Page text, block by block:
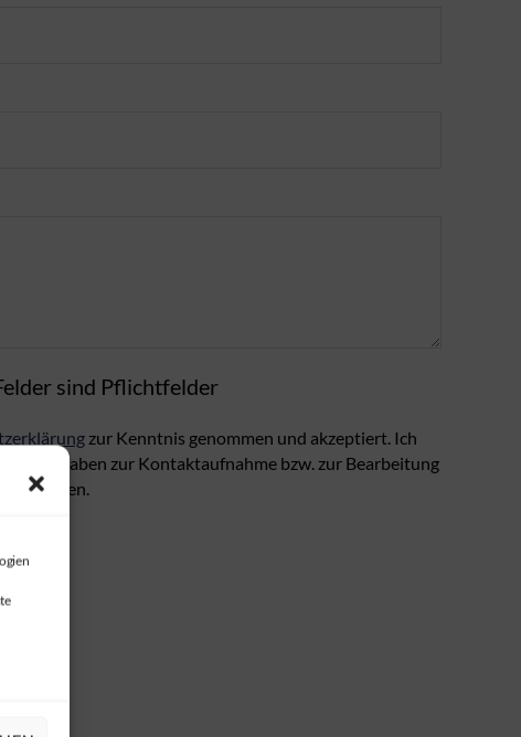
sind Pflichtfelder
zur Kenntnis genommen und akzeptiert. Ich
zur Kontaktaufnahme bzw. zur Bearbeitung
werden.